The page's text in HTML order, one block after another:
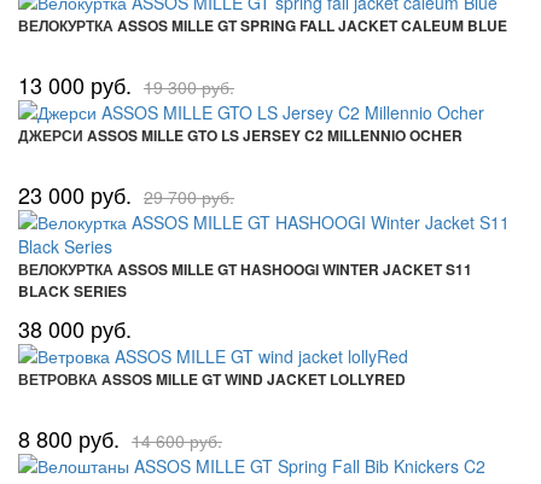
ВЕЛОКУРТКА ASSOS MILLE GT SPRING FALL JACKET CALEUM BLUE
13 000 руб. 19 300 руб.
ДЖЕРСИ ASSOS MILLE GTO LS JERSEY C2 MILLENNIO OCHER
23 000 руб. 29 700 руб.
ВЕЛОКУРТКА ASSOS MILLE GT HASHOOGI WINTER JACKET S11
BLACK SERIES
38 000 руб.
ВЕТРОВКА ASSOS MILLE GT WIND JACKET LOLLYRED
8 800 руб. 14 600 руб.